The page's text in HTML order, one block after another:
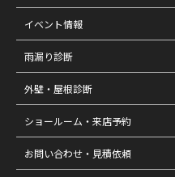
イベント情報
雨漏り診断
外壁・屋根診断
ショールーム・来店予約
お問い合わせ・見積依頼